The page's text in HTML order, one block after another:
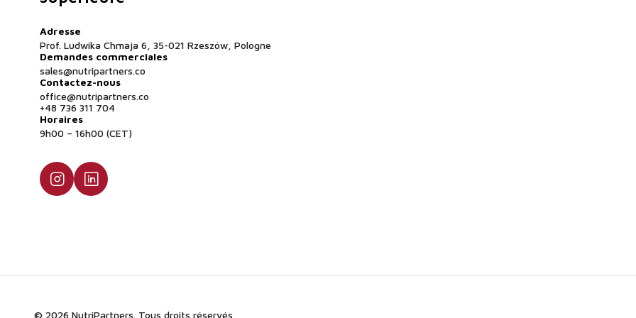
Adresse
Prof. Ludwika Chmaja 6, 35-021 Rzeszów, Pologne
Demandes commerciales
sales@nutripartners.co
Contactez-nous
office@nutripartners.co
+48 736 311 704
Horaires
9h00 – 16h00 (CET)
© 2026 NutriPartners. Tous droits réservés